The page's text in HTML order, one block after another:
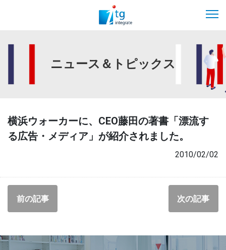
ニュース＆トピックス
横浜ウォーカーに、CEO藤田の著書「漂流す
る広告・メディア」が紹介されました。
2010/02/02
前の記事 次の記事